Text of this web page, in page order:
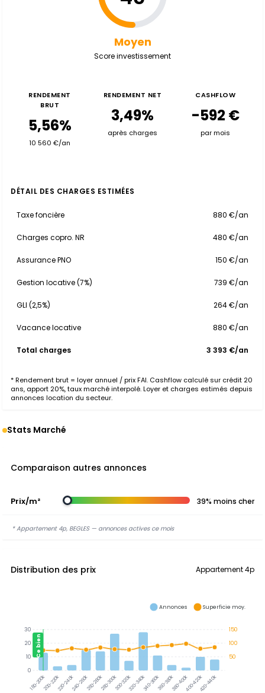
Moyen
Score investissement
RENDEMENT
BRUT
5,56%
10 560 €/an
RENDEMENT NET
3,49%
après charges
CASHFLOW
-592 €
par mois
DÉTAIL DES CHARGES ESTIMÉES
Taxe foncière 880 €/an
Charges copro. NR 480 €/an
Assurance PNO 150 €/an
Gestion locative (7%) 739 €/an
GLI (2,5%) 264 €/an
Vacance locative 880 €/an
Total charges 3 393 €/an
* Rendement brut = loyer annuel / prix FAI. Cashflow calculé sur crédit 20
ans, apport 20%, taux marché interpolé. Loyer et charges estimés depuis
annonces location du secteur.
Stats Marché
Comparaison autres annonces
Prix/m² 39% moins cher
* Appartement 4p, BEGLES — annonces actives ce mois
Distribution des prix Appartement 4p
180-200k200-220k220-240k240-260k260-280k280-300k300-320k320-340k340-360k360-380k380-400k400-420k420-440k
Ce bien
150
100
50
30
20
10
0
Annonces Superficie moy.